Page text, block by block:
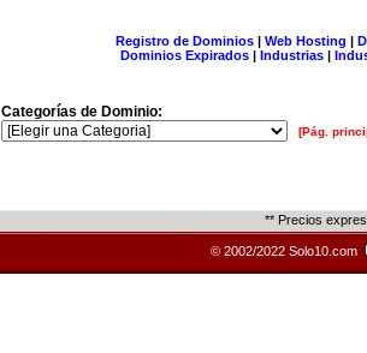
Registro de Dominios| Web Hosting |
Dominios Expirados | Industrias |
Categorías de Dominio:
[Pág.
** Precios
© 2002/2022 Solo10.com